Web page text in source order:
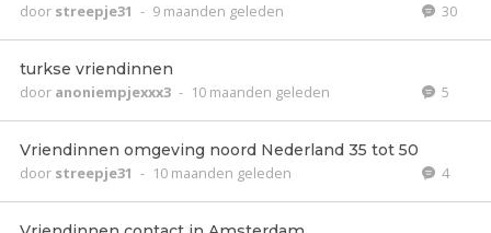
door streepje31 - 9 maanden geleden 30
turkse vriendinnen
door anoniempjexxx3 - 10 maanden geleden 5
Vriendinnen omgeving noord Nederland 35 tot 50
door streepje31 - 10 maanden geleden 4